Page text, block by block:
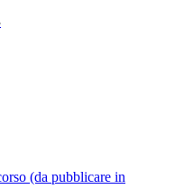
(da pubblicare in